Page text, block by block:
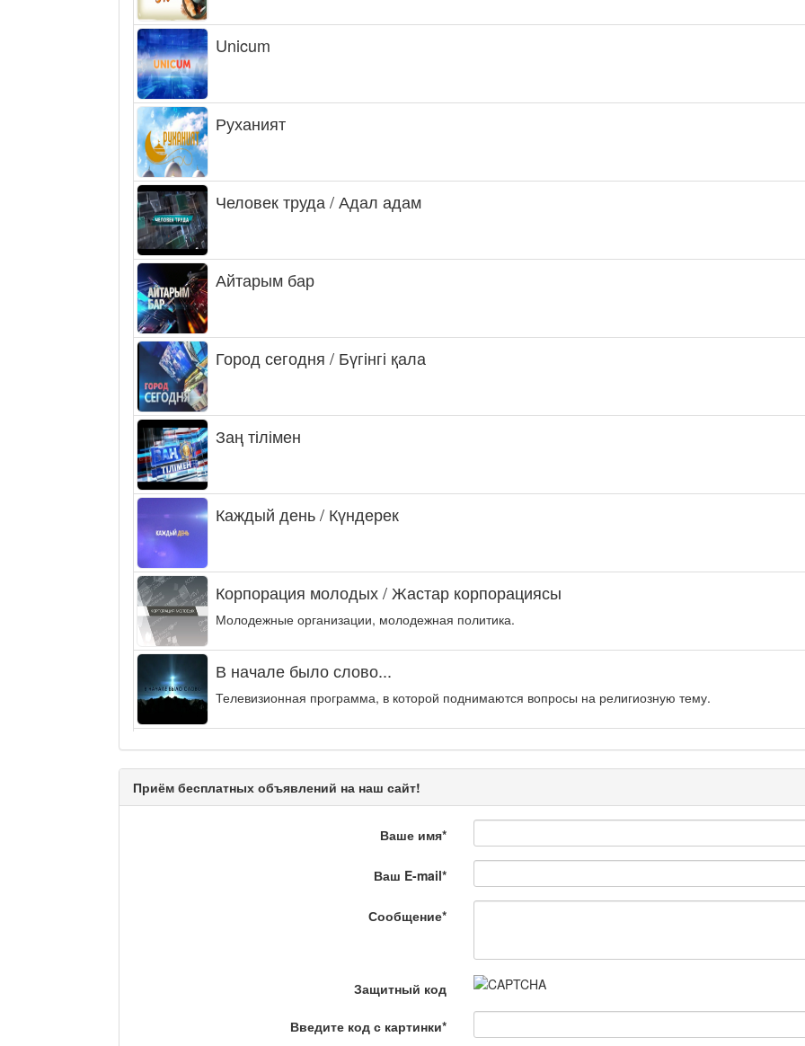
Unicum
Руханият
Человек труда / Адал адам
Айтарым бар
Город сегодня / Бүгінгі қала
Заң тілімен
Каждый день / Күндерек
Корпорация молодых / Жастар корпорациясы
Молодежные организации, молодежная политика.
В начале было слово...
Телевизионная программа, в которой поднимаются вопросы на религиозную тему.
Энергия удачи
Музыкально-развлекательная программа «Энергия удачи» представляет собой
На полицейской волне / Қылмыс пен жаза
Приём бесплатных объявлений на наш сайт!
Ваше имя*
Ваш E-mail*
Сообщение*
Защитный код
Введите код с картинки*